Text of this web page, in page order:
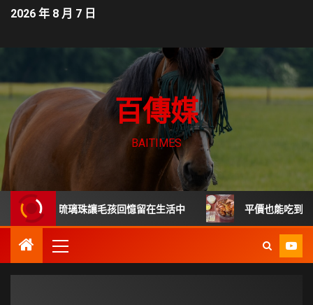
2026 年 8 月 7 日
百傳媒
BAITIMES
髮琉璃珠讓毛孩回憶留在生活中 平價也能吃到餐廳級德